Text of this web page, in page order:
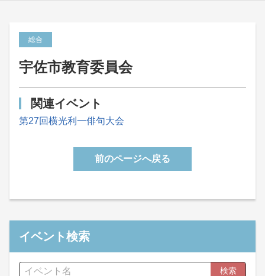
総合
宇佐市教育委員会
関連イベント
第27回横光利一俳句大会
前のページへ戻る
イベント検索
検索